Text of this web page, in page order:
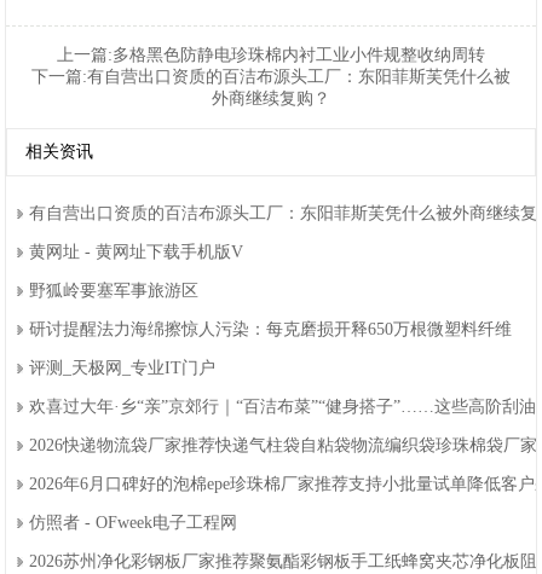
上一篇:多格黑色防静电珍珠棉内衬工业小件规整收纳周转
下一篇:有自营出口资质的百洁布源头工厂：东阳菲斯芙凭什么被
外商继续复购？
相关资讯
有自营出口资质的百洁布源头工厂：东阳菲斯芙凭什么被外商继续复
黄网址-黄网址下载手机版V
野狐岭要塞军事旅游区
研讨提醒法力海绵擦惊人污染：每克磨损开释650万根微塑料纤维
评测_天极网_专业IT门户
欢喜过大年·乡“亲”京郊行｜“百洁布菜”“健身搭子”……这些高阶刮
2026快递物流袋厂家推荐快递气柱袋自粘袋物流编织袋珍珠棉袋厂
2026年6月口碑好的泡棉epe珍珠棉厂家推荐支持小批量试单降低客户
仿照者-OFweek电子工程网
2026苏州净化彩钢板厂家推荐聚氨酯彩钢板手工纸蜂窝夹芯净化板